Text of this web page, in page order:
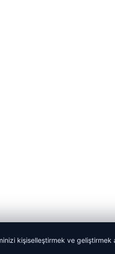
kişiselleştirmek ve geliştirmek